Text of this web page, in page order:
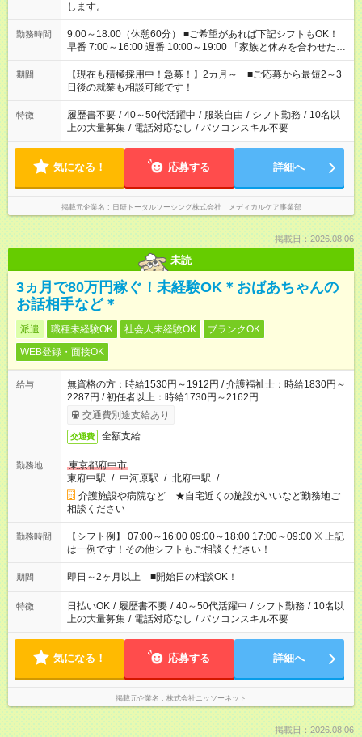
します。
勤務時間
9:00～18:00（休憩60分） ■ご希望があれば下記シフトもOK！
早番 7:00～16:00 遅番 10:00～19:00 「家族と休みを合わせた
い」 「余裕を持って夕飯の準備がしたい」 「できれば残業はし
たくない」 など、ご希望を教えてくださいね。 ※Wワーク希望
の方へ 今ご覧のお仕事で希望する勤務時間と、もう1つのお仕事
の勤務時間。 合計で週40時間を超える場合は応募できません。
期間
【現在も積極採用中！急募！】2カ月～ ■ご応募から最短2～3
日後の就業も相談可能です！
特徴 履歴書不要 / 40～50代活躍中 / 服装自由 / シフト勤務 / 10名以
上の大量募集 / 電話対応なし / パソコンスキル不要
気になる！ 応募する 詳細へ
掲載元企業名 日研トータルソーシング株式会社 メディカルケア事業部
掲載日：2026.08.06
未読
3ヵ月で80万円稼ぐ！未経験OK＊おばあちゃんの
お話相手など＊
派遣 職種未経験OK 社会人未経験OK
ブランクOK
WEB登録・面接OK
給与
無資格の方：時給1530円～1912円 / 介護福祉士：時給1830円～
2287円 / 初任者以上：時給1730円～2162円
交通費別途支給あり
交通費 全額支給
勤務地
東京都府中市
東府中駅 / 中河原駅 / 北府中駅 / …
介護施設や病院など ★自宅近くの施設がいいなど勤務地ご
相談ください
勤務時間
【シフト例】 07:00～16:00 09:00～18:00 17:00～09:00 ※ 上記
は一例です！その他シフトもご相談ください！
期間 即日～2ヶ月以上 ■開始日の相談OK！
特徴 日払いOK / 履歴書不要 / 40～50代活躍中 / シフト勤務 / 10名以
上の大量募集 / 電話対応なし / パソコンスキル不要
気になる！ 応募する 詳細へ
掲載元企業名 株式会社ニッソーネット
掲載日：2026.08.06